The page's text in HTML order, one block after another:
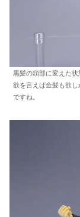
黒髪の頭部に変えた状
欲を言えば金髪も欲
ですね。